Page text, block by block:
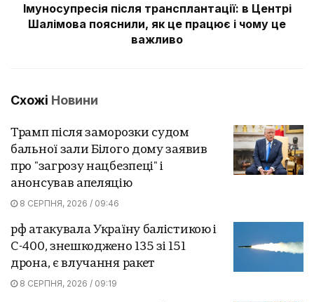
Імуносупресія після трансплантації: в Центрі
Шалімова пояснили, як це працює і чому це
важливо
Схожі Новини
Трамп після заморозки судом
бальної зали Білого дому заявив
про "загрозу нацбезпеці" і
анонсував апеляцію
8 СЕРПНЯ, 2026 / 09:46
рф атакувала Україну балістикою і
С-400, знешкоджено 135 зі 151
дрона, є влучання ракет
8 СЕРПНЯ, 2026 / 09:19